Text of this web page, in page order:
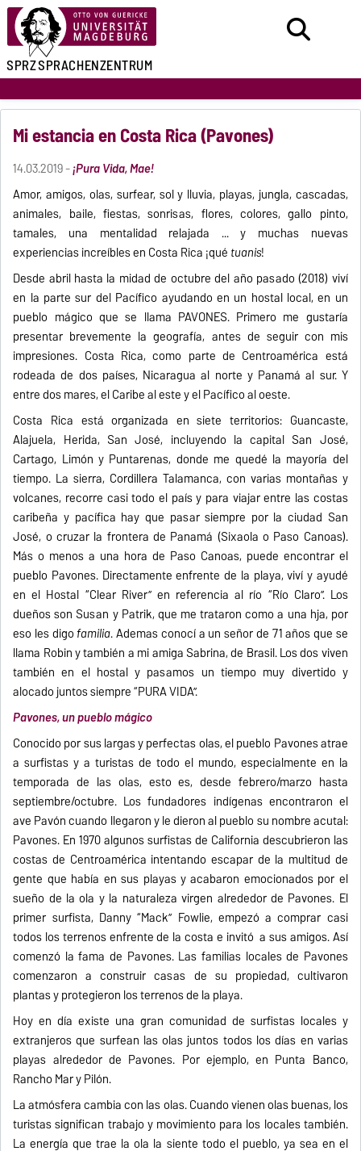
SPRZSPRACHENZENTRUM
Mi estancia en Costa Rica (Pavones)
14.03.2019 -¡Pura Vida, Mae!
Amor, amigos, olas, surfear, sol y lluvia, playas, jungla, cascadas,
animales, baile, fiestas, sonrisas, flores, colores, gallo pinto,
tamales, una mentalidad relajada ... y muchas nuevas
experiencias increíbles en Costa Rica ¡qué tuanis!
Desde abril hasta la midad de octubre del año pasado (2018) viví
en la parte sur del Pacífico ayudando en un hostal local, en un
pueblo mágico que se llama PAVONES. Primero me gustaría
presentar brevemente la geografía, antes de seguir con mis
impresiones. Costa Rica, como parte de Centroamérica está
rodeada de dos países, Nicaragua al norte y Panamá al sur. Y
entre dos mares, el Caribe al este y el Pacífico al oeste.
Costa Rica está organizada en siete territorios: Guancaste,
Alajuela, Herida, San José, incluyendo la capital San José,
Cartago, Limón y Puntarenas, donde me quedé la mayoría del
tiempo. La sierra, Cordillera Talamanca, con varias montañas y
volcanes, recorre casi todo el país y para viajar entre las costas
caribeña y pacífica hay que pasar siempre por la ciudad San
José, o cruzar la frontera de Panamá (Sixaola o Paso Canoas).
Más o menos a una hora de Paso Canoas, puede encontrar el
pueblo Pavones. Directamente enfrente de la playa, viví y ayudé
en el Hostal “Clear River” en referencia al río “Río Claro”. Los
dueños son Susan y Patrik, que me trataron como a una hija, por
eso les digo familia. Ademas conocí a un señor de 71 años que se
llama Robin y también a mi amiga Sabrina, de Brasil. Los dos viven
también en el hostal y pasamos un tiempo muy divertido y
alocado juntos siempre “PURA VIDA”.
Pavones, un pueblo mágico
Conocido por sus largas y perfectas olas, el pueblo Pavones atrae
a surfistas y a turistas de todo el mundo, especialmente en la
temporada de las olas, esto es, desde febrero/marzo hasta
septiembre/octubre. Los fundadores indígenas encontraron el
ave Pavón cuando llegaron y le dieron al pueblo su nombre acutal:
Pavones. En 1970 algunos surfistas de California descubrieron las
costas de Centroamérica intentando escapar de la multitud de
gente que había en sus playas y acabaron emocionados por el
sueño de la ola y la naturaleza virgen alrededor de Pavones. El
primer surfista, Danny “Mack” Fowlie, empezó a comprar casi
todos los terrenos enfrente de la costa e invitó a sus amigos. Así
comenzó la fama de Pavones. Las familias locales de Pavones
comenzaron a construir casas de su propiedad, cultivaron
plantas y protegieron los terrenos de la playa.
Hoy en día existe una gran comunidad de surfistas locales y
extranjeros que surfean las olas juntos todos los días en varias
playas alrededor de Pavones. Por ejemplo, en Punta Banco,
Rancho Mar y Pilón.
La atmósfera cambia con las olas. Cuando vienen olas buenas, los
turistas significan trabajo y movimiento para los locales también.
La energía que trae la ola la siente todo el pueblo, ya sea en el